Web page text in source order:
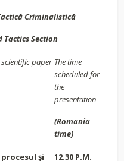
Criminalistică
Tactics Section
scientific paper The time
scheduled for
the
presentation
(Romania
time)
și
12.30 P.M.